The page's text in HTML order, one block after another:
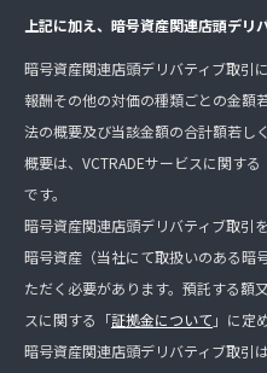
上記に加え、暗号資産関連店頭デリ
暗号資産関連店頭デリバティブ取引
報酬その他の対価の種類ごとの金額
法の概要及び当該金額の合計額若し
概要は、VCTRADEサービスに関する
です。
暗号資産関連店頭デリバティブ取引
暗号資産（当社にて取扱いのある暗
ただく必要があります。預託する額
スに関する「証拠金について 」に定
暗号資産関連店頭デリバティブ取引